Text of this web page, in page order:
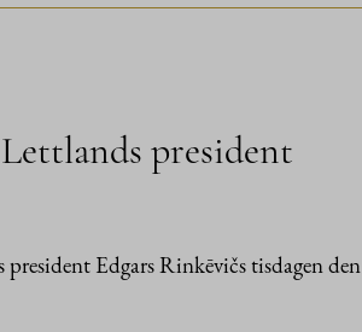
president
Edgars Rinkēvičs tisdagen den